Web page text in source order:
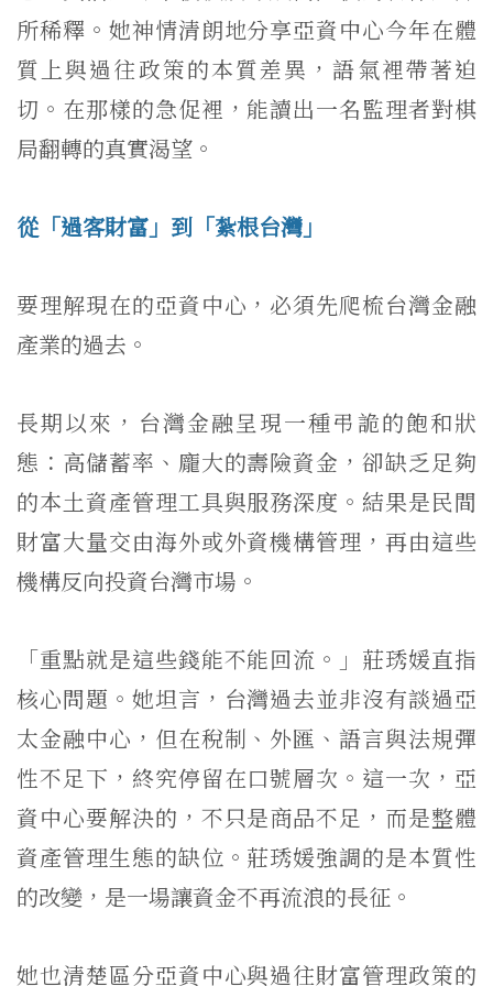
所稀釋。她神情清朗地分享亞資中心今年在體
質上與過往政策的本質差異，語氣裡帶著迫
切。在那樣的急促裡，能讀出一名監理者對棋
局翻轉的真實渴望。
從「過客財富」到「紮根台灣」
要理解現在的亞資中心，必須先爬梳台灣金融
產業的過去。
長期以來，台灣金融呈現一種弔詭的飽和狀
態：高儲蓄率、龐大的壽險資金，卻缺乏足夠
的本土資產管理工具與服務深度。結果是民間
財富大量交由海外或外資機構管理，再由這些
機構反向投資台灣市場。
「重點就是這些錢能不能回流。」莊琇媛直指
核心問題。她坦言，台灣過去並非沒有談過亞
太金融中心，但在稅制、外匯、語言與法規彈
性不足下，終究停留在口號層次。這一次，亞
資中心要解決的，不只是商品不足，而是整體
資產管理生態的缺位。莊琇媛強調的是本質性
的改變，是一場讓資金不再流浪的長征。
她也清楚區分亞資中心與過往財富管理政策的